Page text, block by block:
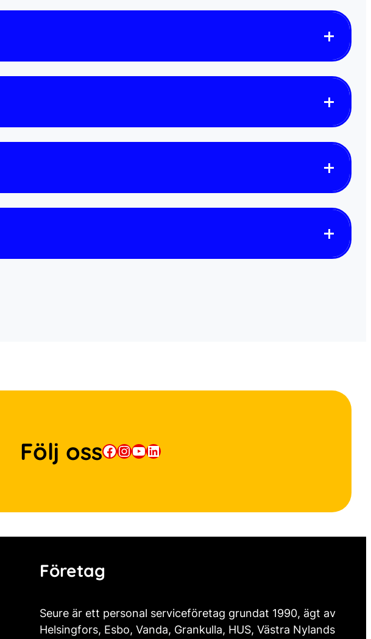
Följ ossFacebook
Instagram
YouTube
LinkedIn
Företag
Seure är ett personal serviceföretag grundat 1990, ägt av
Helsingfors, Esbo, Vanda, Grankulla, HUS, Västra Nylands